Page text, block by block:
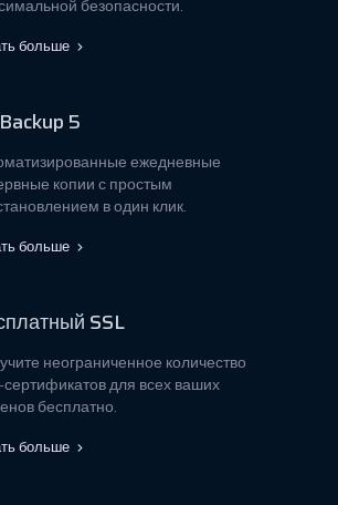
безопасности.
больше
5
ежедневные
копии с простым
в один клик.
больше
SSL
неограниченное количество
сертификатов для всех ваших
бесплатно.
больше